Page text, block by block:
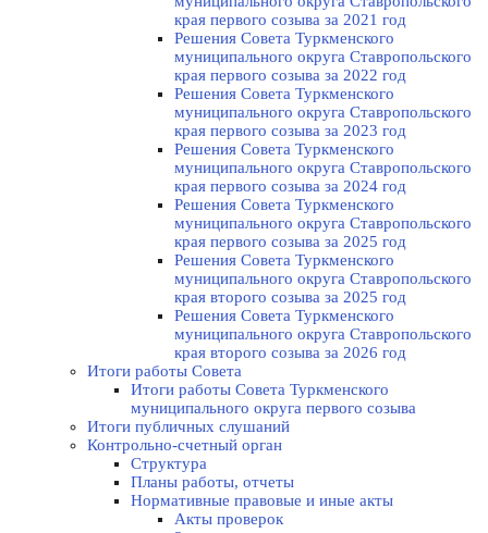
края первого созыва за 2021 год
Решения Совета Туркменского
муниципального округа Ставропольского
края первого созыва за 2022 год
Решения Совета Туркменского
муниципального округа Ставропольского
края первого созыва за 2023 год
Решения Совета Туркменского
муниципального округа Ставропольского
края первого созыва за 2024 год
Решения Совета Туркменского
муниципального округа Ставропольского
края первого созыва за 2025 год
Решения Совета Туркменского
муниципального округа Ставропольского
края второго созыва за 2025 год
Решения Совета Туркменского
муниципального округа Ставропольского
края второго созыва за 2026 год
Итоги работы Совета
Итоги работы Совета Туркменского
муниципального округа первого созыва
Итоги публичных слушаний
Контрольно-счетный орган
Структура
Планы работы, отчеты
Нормативные правовые и иные акты
Акты проверок